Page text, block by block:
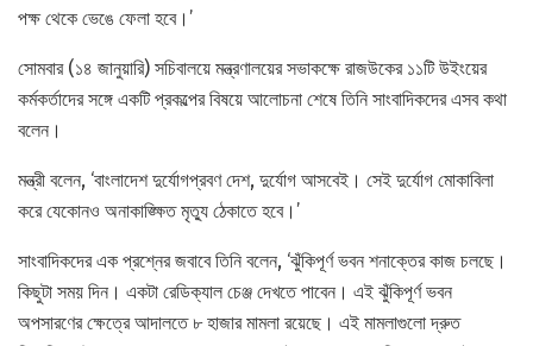
পক্ষ থেকে ভেঙে ফেলা হবে।’
সোমবার (১৪ জানুয়ারি) সচিবালয়ে মন্ত্রণালয়ের সভাকক্ষে রাজউকের ১১টি উইংয়ের
কর্মকর্তাদের সঙ্গে একটি প্রকল্পের বিষয়ে আলোচনা শেষে তিনি সাংবাদিকদের এসব কথা
বলেন।
মন্ত্রী বলেন, ‘বাংলাদেশ দুর্যোগপ্রবণ দেশ, দুর্যোগ আসবেই। সেই দুর্যোগ মোকাবিলা
করে যেকোনও অনাকাঙ্ক্ষিত মৃত্যু ঠেকাতে হবে।’
সাংবাদিকদের এক প্রশ্নের জবাবে তিনি বলেন, ‘ঝুঁকিপূর্ণ ভবন শনাক্তের কাজ চলছে।
কিছুটা সময় দিন। একটা রেডিক্যাল চেঞ্জ দেখতে পাবেন। এই ঝুঁকিপূর্ণ ভবন
অপসারণের ক্ষেত্রে আদালতে ৮ হাজার মামলা রয়েছে। এই মামলাগুলো দ্রুত